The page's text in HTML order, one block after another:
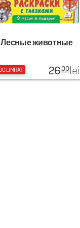
Лесные животные
LIMITAT 26.00 lei